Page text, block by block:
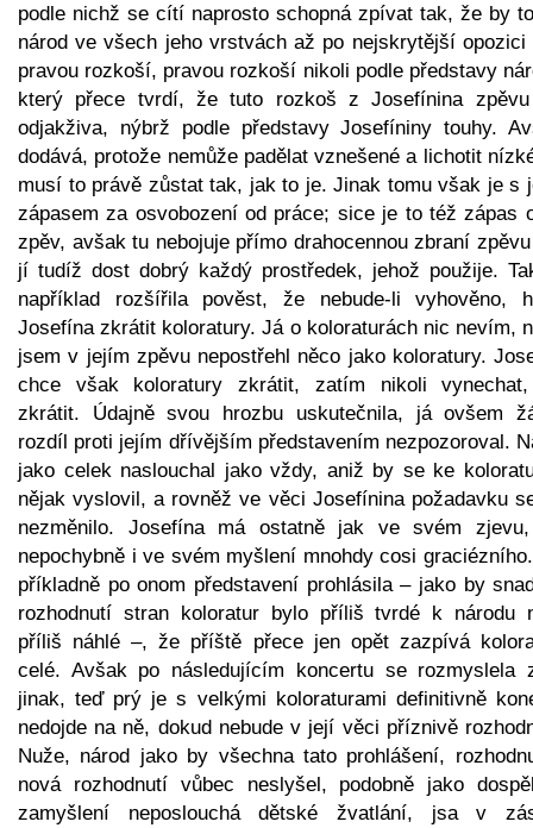
podle nichž se cítí naprosto schopná zpívat tak, že by
národ ve všech jeho vrstvách až po nejskrytější opozici
pravou rozkoší, pravou rozkoší nikoli podle představy
který přece tvrdí, že tuto rozkoš z Josefínina
odjakživa, nýbrž podle představy Josefíniny touhy.
dodává, protože nemůže padělat vznešené a lichotit
musí to právě zůstat tak, jak to je. Jinak tomu však je s
zápasem za osvobození od práce; sice je to též zápas
zpěv, avšak tu nebojuje přímo drahocennou zbraní
jí tudíž dost dobrý každý prostředek, jehož použije.
například rozšířila pověst, že nebude-li vyhověno,
Josefína zkrátit koloratury. Já o koloraturách nic nevím,
jsem v jejím zpěvu nepostřehl něco jako koloratury.
chce však koloratury zkrátit, zatím nikoli
zkrátit. Údajně svou hrozbu uskutečnila, já ovšem
rozdíl proti jejím dřívějším představením nezpozoroval.
jako celek naslouchal jako vždy, aniž by se ke
nějak vyslovil, a rovněž ve věci Josefínina požadavku
nezměnilo. Josefína má ostatně jak ve svém
nepochybně i ve svém myšlení mnohdy cosi
příkladně po onom představení prohlásila – jako by
rozhodnutí stran koloratur bylo příliš tvrdé k národu
příliš náhlé –, že příště přece jen opět zazpívá
celé. Avšak po následujícím koncertu se rozmyslela
jinak, teď prý je s velkými koloraturami definitivně
nedojde na ně, dokud nebude v její věci příznivě
Nuže, národ jako by všechna tato prohlášení,
nová rozhodnutí vůbec neslyšel, podobně jako
zamyšlení neposlouchá dětské žvatlání, jsa v